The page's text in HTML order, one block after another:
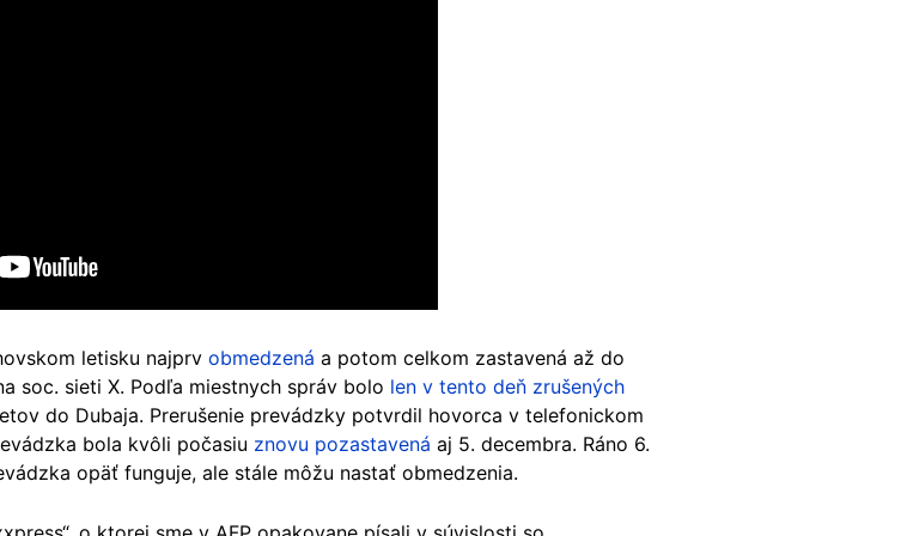
letisku najprv obmedzená a potom celkom zastavená až do
soc. sieti X. Podľa miestnych správ bolo len v tento deň zrušených
do Dubaja. Prerušenie prevádzky potvrdil hovorca v telefonickom
bola kvôli počasiu znovu pozastavená aj 5. decembra. Ráno 6.
opäť funguje, ale stále môžu nastať obmedzenia.